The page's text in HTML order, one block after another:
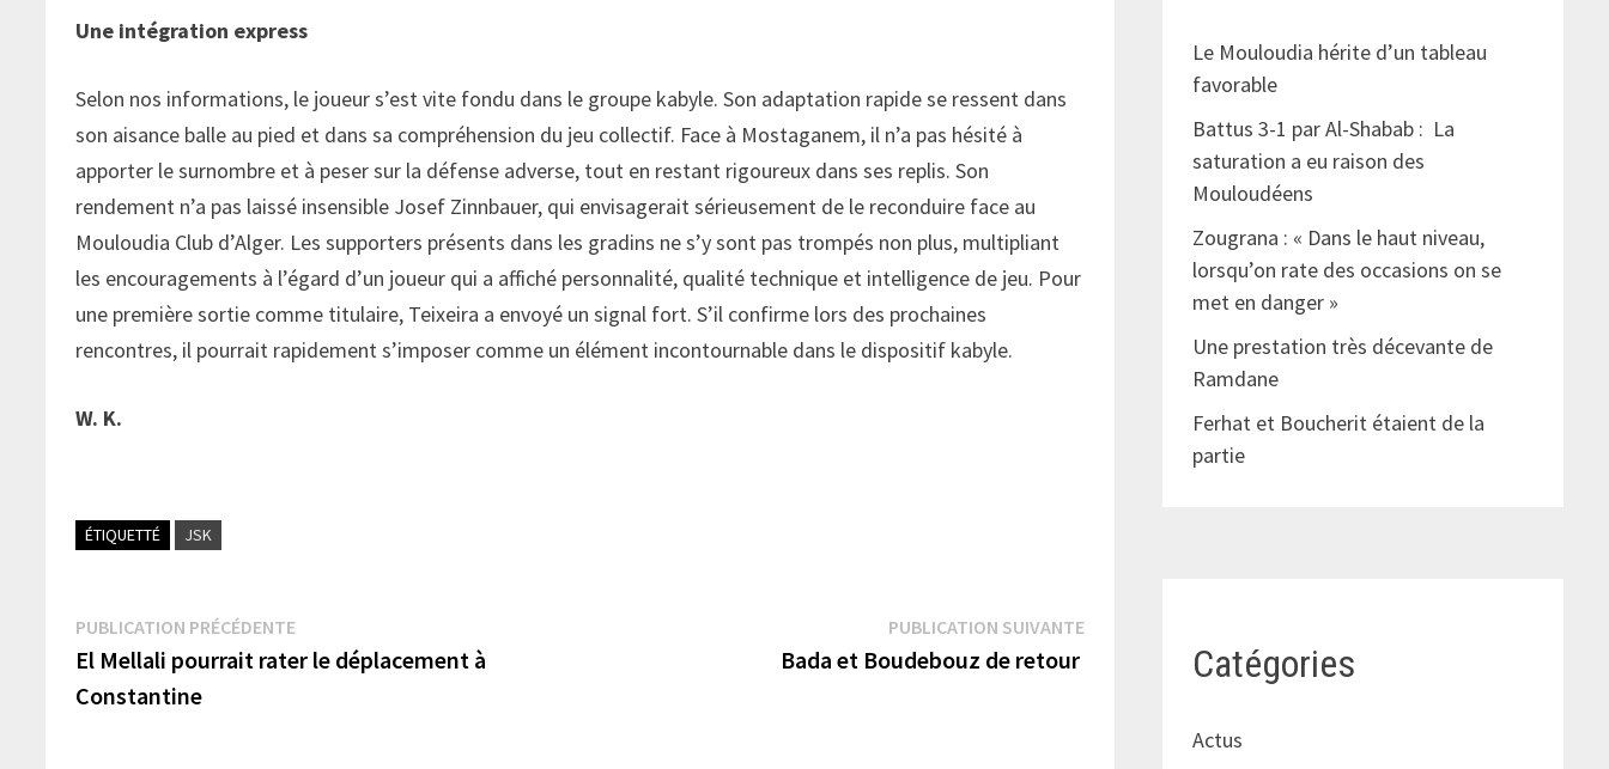
Une intégration express
Selon nos informations, le joueur s’est vite fondu dans le groupe kabyle. Son adaptation rapide se ressent dans
son aisance balle au pied et dans sa compréhension du jeu collectif. Face à Mostaganem, il n’a pas hésité à
apporter le surnombre et à peser sur la défense adverse, tout en restant rigoureux dans ses replis. Son
rendement n’a pas laissé insensible Josef Zinnbauer, qui envisagerait sérieusement de le reconduire face au
Mouloudia Club d’Alger. Les supporters présents dans les gradins ne s’y sont pas trompés non plus, multipliant
les encouragements à l’égard d’un joueur qui a affiché personnalité, qualité technique et intelligence de jeu. Pour
une première sortie comme titulaire, Teixeira a envoyé un signal fort. S’il confirme lors des prochaines
rencontres, il pourrait rapidement s’imposer comme un élément incontournable dans le dispositif kabyle.
W. K.
ÉTIQUETTÉ JSK
Navigation
de
PUBLICATION PRÉCÉDENTEPublication
précédente :
El Mellali pourrait rater le déplacement à
Constantine
PUBLICATION SUIVANTEPublication
Bada et Boudebouz de retour
Le Mouloudia hérite d’un tableau
favorable
Battus 3-1 par Al-Shabab : La
saturation a eu raison des
Mouloudéens
Zougrana : « Dans le haut niveau,
lorsqu’on rate des occasions on se
met en danger »
Une prestation très décevante de
Ramdane
Ferhat et Boucherit étaient de la
partie
Catégories
Actus